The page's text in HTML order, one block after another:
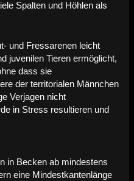
Spalten und Höhlen als
und Fressarenen leicht
juvenilen Tieren ermöglicht,
dass sie
der territorialen Männchen
Verjagen nicht
in Stress resultieren und
in Becken ab mindestens
eine Mindestkantenlänge